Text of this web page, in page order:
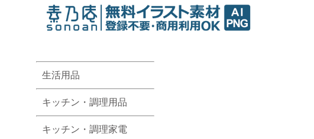
生活用品
キッチン・調理用品
キッチン・調理家電